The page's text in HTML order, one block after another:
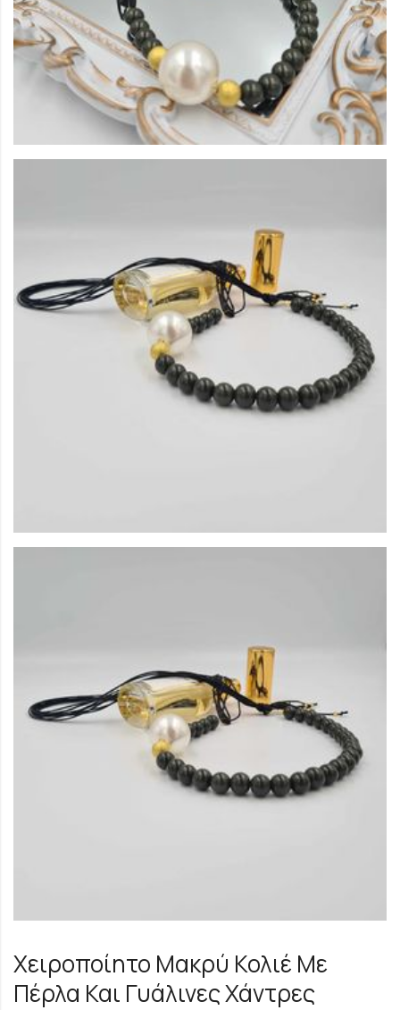
Χειροποίητο Μακρύ Κολιέ Με
Πέρλα Και Γυάλινες Χάντρες